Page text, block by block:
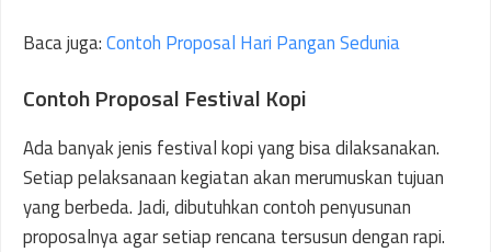
Baca juga:Contoh Proposal Hari Pangan Sedunia
Contoh Proposal Festival Kopi
Ada banyak jenis festival kopi yang bisa dilaksanakan.
Setiap pelaksanaan kegiatan akan merumuskan tujuan
yang berbeda. Jadi, dibutuhkan contoh penyusunan
proposalnya agar setiap rencana tersusun dengan rapi.